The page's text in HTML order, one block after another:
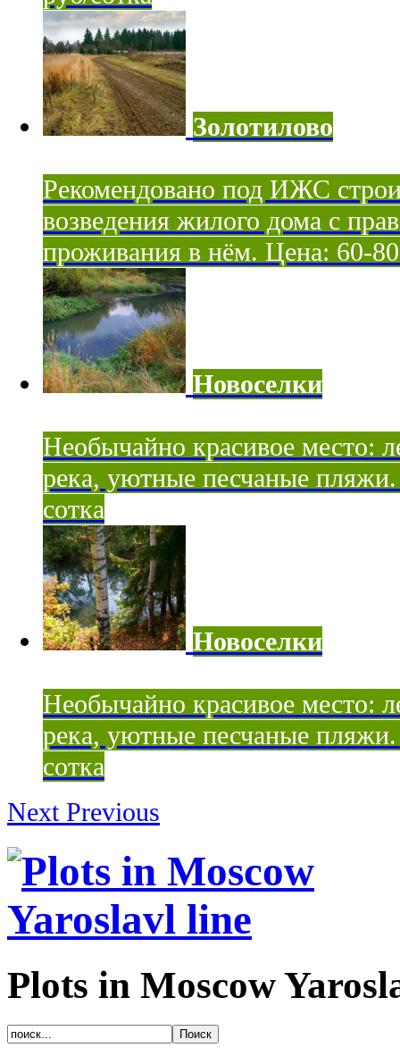
Золотилово
Рекомендовано под ИЖС
возведения жилого дома с
проживания в нём. Цена: 60-80
Новоселки
Необычайно красивое место:
река, уютные песчаные
сотка
Новоселки
Необычайно красивое место:
река, уютные песчаные
сотка
Next Previous
Plots in Moscow